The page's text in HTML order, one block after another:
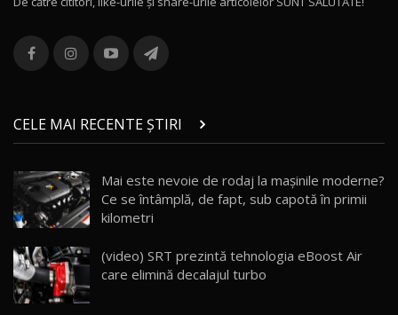
13
combină aventura cu luxul / AutoBlog.MD
36:08
chinez care face lumea să se întoarcă după el
/ AutoBlog.MD
17:27
15 14:37
16
AutoBlogMD
13:10
CELE MAI RECENTE ȘTIRI
Mai este nevoie de rodaj la mașinile moderne?
Ce se întâmplă, de fapt, sub capotă în primii
kilometri
(video) SRT prezintă tehnologia eBoost Air
care elimină decalajul turbo